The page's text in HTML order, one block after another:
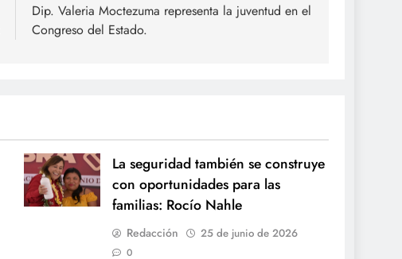
Dip. Valeria Moctezuma representa la juventud en el
Congreso del Estado.
La seguridad también se construye
con oportunidades para las
familias: Rocío Nahle
Redacción 25 de junio de 2026
0